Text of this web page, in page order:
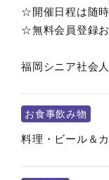
☆開催日程は随
☆無料会員登録
福岡シニア社会
お食事飲み物
料理・ビール＆